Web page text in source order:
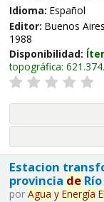
Idioma: Español
Editor: Buenos
1988
Disponibilidad:
topográfica:
Estacion
provincia deRío
por Agua y Energía